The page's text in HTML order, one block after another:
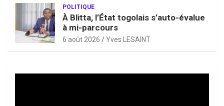
POLITIQUE
À Blitta, l’État togolais s’auto-évalue
à mi-parcours
6 août 2026 Yves LESAINT